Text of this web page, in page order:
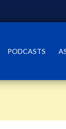
PODCASTS